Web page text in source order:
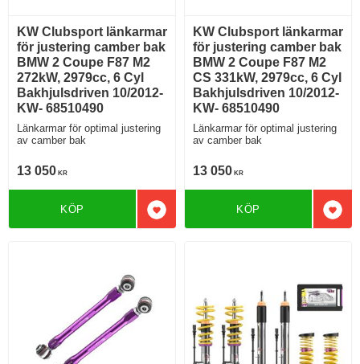
KW Clubsport länkarmar
för justering camber bak
BMW 2 Coupe F87 M2
272kW, 2979cc, 6 Cyl
Bakhjulsdriven 10/2012-
KW- 68510490
Länkarmar för optimal justering
av camber bak
13 050 KR
Lägg till i favoriter
KÖP
KW Clubsport länkarmar
för justering camber bak
BMW 2 Coupe F87 M2
CS 331kW, 2979cc, 6 Cyl
Bakhjulsdriven 10/2012-
KW- 68510490
Länkarmar för optimal justering
av camber bak
13 050 KR
KÖP